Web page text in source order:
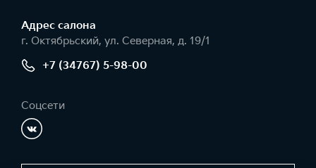
Адрес салонa
г. Октябрьский, ул. Северная, д. 19/1
+7 (34767) 5-98-00
Соцсети